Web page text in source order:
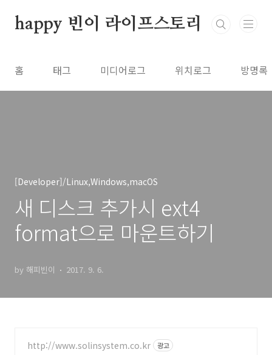
happy 빈이 라이프스토리
홈 태그 미디어로그 위치로그 방명록
[Developer]/Linux,Windows,macOS
새 디스크 추가시 ext4
format으로 마운트하기
by 해피빈이 2017. 9. 6.
http://www.solinsystem.co.kr 광고